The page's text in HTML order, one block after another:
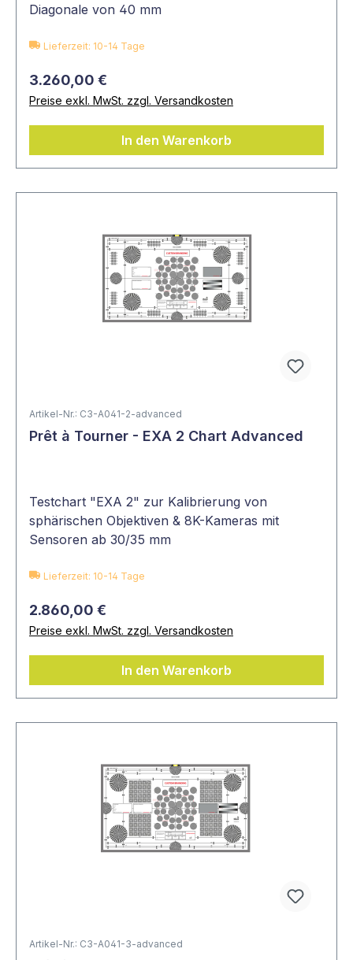
Diagonale von 40 mm
Lieferzeit: 10-14 Tage
3.260,00 €
Preise exkl. MwSt. zzgl. Versandkosten
In den Warenkorb
Artikel-Nr.: C3-A041-2-advanced
Prêt à Tourner - EXA 2 Chart Advanced
Testchart "EXA 2" zur Kalibrierung von
sphärischen Objektiven & 8K-Kameras mit
Sensoren ab 30/35 mm
Lieferzeit: 10-14 Tage
2.860,00 €
Preise exkl. MwSt. zzgl. Versandkosten
In den Warenkorb
Artikel-Nr.: C3-A041-3-advanced